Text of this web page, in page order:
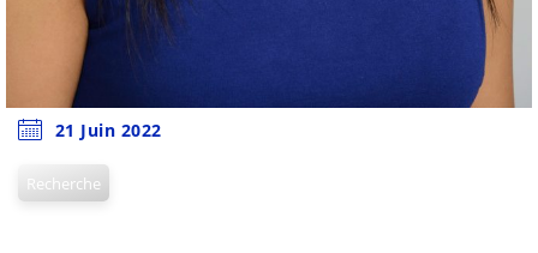
21 Juin 2022
Recherche